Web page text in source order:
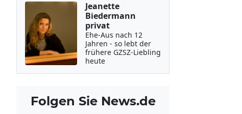
Jeanette
Biedermann
privat
Ehe-Aus nach 12
Jahren - so lebt der
frühere GZSZ-Liebling
heute
Folgen Sie News.de